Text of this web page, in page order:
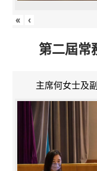
« ‹
第二屆
主席何女士及